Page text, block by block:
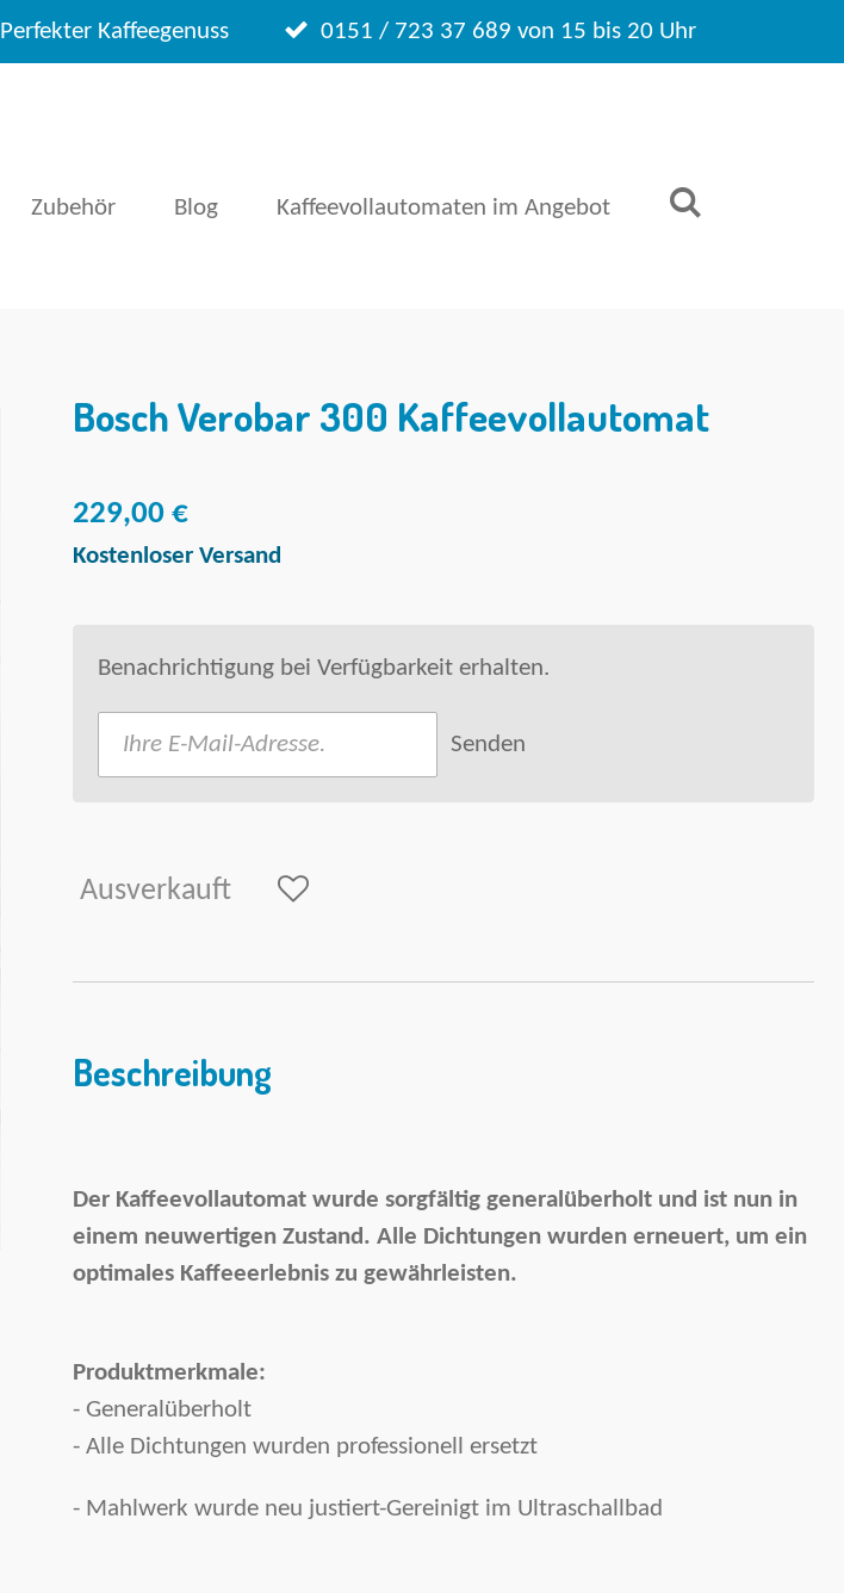
Perfekter Kaffeegenuss 0151 / 723 37 689 von 15 bis 20 Uhr
Zubehör Blog Kaffeevollautomaten im Angebot
Bosch Verobar 300 Kaffeevollautomat
229,00 €
Kostenloser Versand
Benachrichtigung bei Verfügbarkeit erhalten.
Senden
Ausverkauft
Beschreibung
Der Kaffeevollautomat wurde sorgfältig generalüberholt und ist nun in
einem neuwertigen Zustand. Alle Dichtungen wurden erneuert, um ein
optimales Kaffeeerlebnis zu gewährleisten.
Produktmerkmale:
- Generalüberholt
- Alle Dichtungen wurden professionell ersetzt
- Mahlwerk wurde neu justiert-Gereinigt im Ultraschallbad